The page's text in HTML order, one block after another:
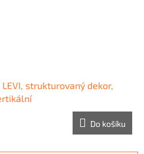
LEVI, strukturovaný dekor,
Do košíku